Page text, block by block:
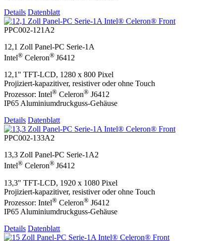
Details Datenblatt
PPC002-121A2
12,1 Zoll Panel-PC Serie-1A
Intel® Celeron® J6412
12,1" TFT-LCD, 1280 x 800 Pixel
Projiziert-kapazitiver, resistiver oder ohne Touch
Prozessor: Intel® Celeron® J6412
IP65 Aluminiumdruckguss-Gehäuse
Details Datenblatt
PPC002-133A2
13,3 Zoll Panel-PC Serie-1A2
Intel® Celeron® J6412
13,3" TFT-LCD, 1920 x 1080 Pixel
Projiziert-kapazitiver, resistiver oder ohne Touch
Prozessor: Intel® Celeron® J6412
IP65 Aluminiumdruckguss-Gehäuse
Details Datenblatt